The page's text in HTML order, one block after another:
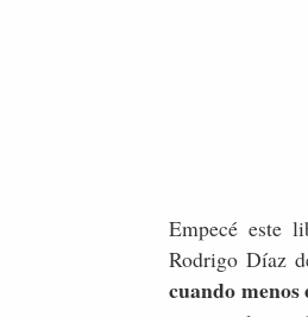
Empecé este
Rodrigo Díaz
cuando menos